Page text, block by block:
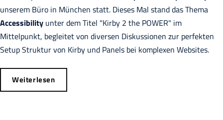
unserem Büro in München statt. Dieses Mal stand das Thema
Accessibility unter dem Titel "Kirby 2 the POWER" im
Mittelpunkt, begleitet von diversen Diskussionen zur perfekten
Setup Struktur von Kirby und Panels bei komplexen Websites.
Weiterlesen